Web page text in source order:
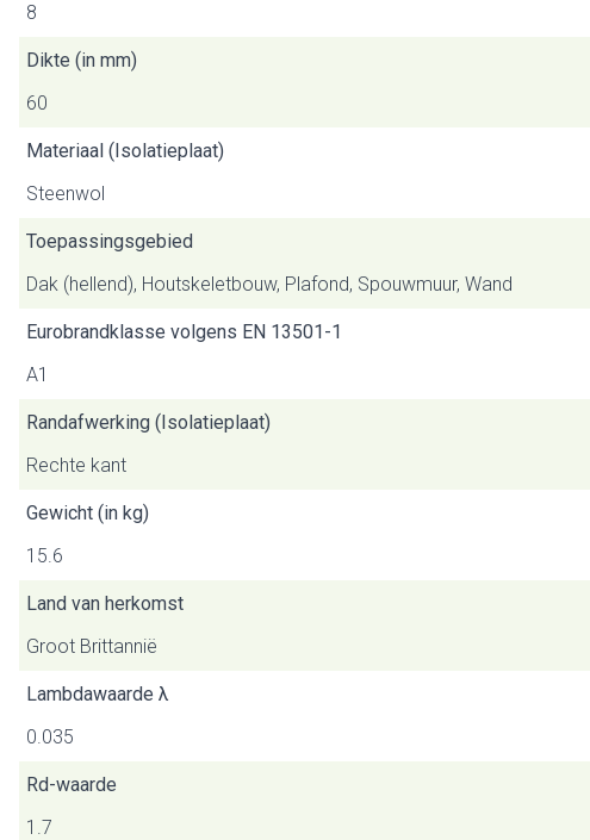
8
Dikte (in mm)
60
Materiaal (Isolatieplaat)
Steenwol
Toepassingsgebied
Dak (hellend), Houtskeletbouw, Plafond, Spouwmuur, Wand
Eurobrandklasse volgens EN 13501-1
A1
Randafwerking (Isolatieplaat)
Rechte kant
Gewicht (in kg)
15.6
Land van herkomst
Groot Brittannië
Lambdawaarde λ
0.035
Rd-waarde
1.7